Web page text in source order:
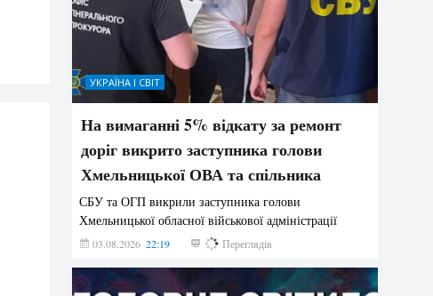
УКРАЇНА І СВІТ
На вимаганні 5% відкату за ремонт
доріг викрито заступника голови
Хмельницької ОВА та спільника
СБУ та ОГП викрили заступника голови
Хмельницької обласної військової адміністрації
03.08.2026 22:19 866 Переглядів